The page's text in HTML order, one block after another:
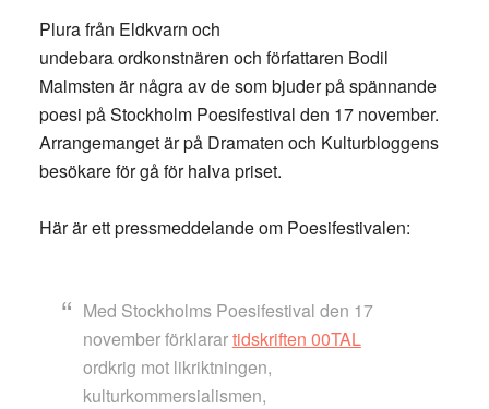
Plura från Eldkvarn och
undebara ordkonstnären och författaren Bodil
Malmsten är några av de som bjuder på spännande
poesi på Stockholm Poesifestival den 17 november.
Arrangemanget är på Dramaten och Kulturbloggens
besökare för gå för halva priset.
Här är ett pressmeddelande om Poesifestivalen:
Med Stockholms Poesifestival den 17
november förklarartidskriften 00TAL
ordkrig mot likriktningen,
kulturkommersialismen,